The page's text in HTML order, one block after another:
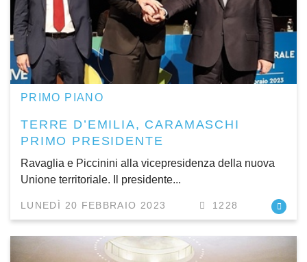
PRIMO PIANO
TERRE D’EMILIA, CARAMASCHI
PRIMO PRESIDENTE
Ravaglia e Piccinini alla vicepresidenza della nuova
Unione territoriale. Il presidente...
LUNEDÌ 20 FEBBRAIO 2023 1228